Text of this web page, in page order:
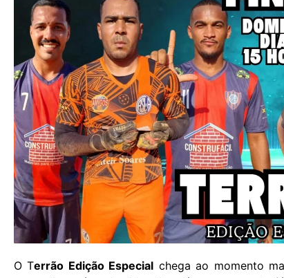
O Terrão Edição Especial chega ao momento